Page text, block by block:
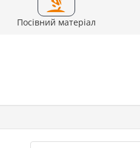
Посівний матеріал